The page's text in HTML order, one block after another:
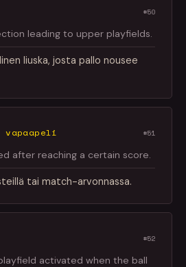
#50
leading to upper playfields.
liuska, josta pallo nousee
#51
after reaching a certain score.
tai match-arvonnassa.
#52
activated when the ball